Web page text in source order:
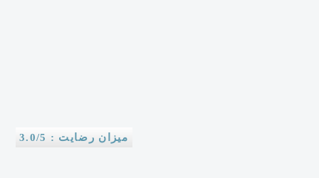
میزان رضایت : 3.0/5